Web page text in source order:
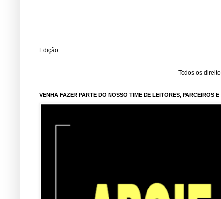
Edição
Todos os
VENHA FAZER PARTE DO NOSSO TIME DE LEITORES, PARCEIROS